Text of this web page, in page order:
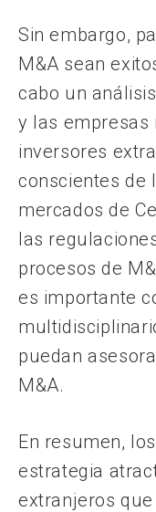
Sin embargo,
M&A sean
cabo un
y las empresas
inversores
conscientes de
mercados de
las
procesos de
es importante
puedan
M&A.
En resumen,
estrategia
extranjeros